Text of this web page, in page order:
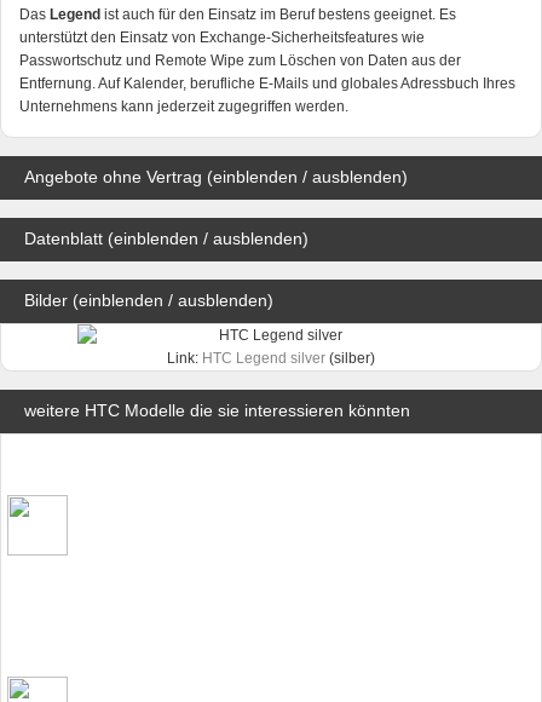
Das Legend ist auch für den Einsatz im Beruf bestens geeignet. Es
unterstützt den Einsatz von Exchange-Sicherheitsfeatures wie
Passwortschutz und Remote Wipe zum Löschen von Daten aus der
Entfernung. Auf Kalender, berufliche E-Mails und globales Adressbuch Ihres
Unternehmens kann jederzeit zugegriffen werden.
Angebote ohne Vertrag (einblenden / ausblenden)
Datenblatt (einblenden / ausblenden)
Bilder (einblenden / ausblenden)
Link: HTC Legend silver (silber)
weitere HTC Modelle die sie interessieren könnten